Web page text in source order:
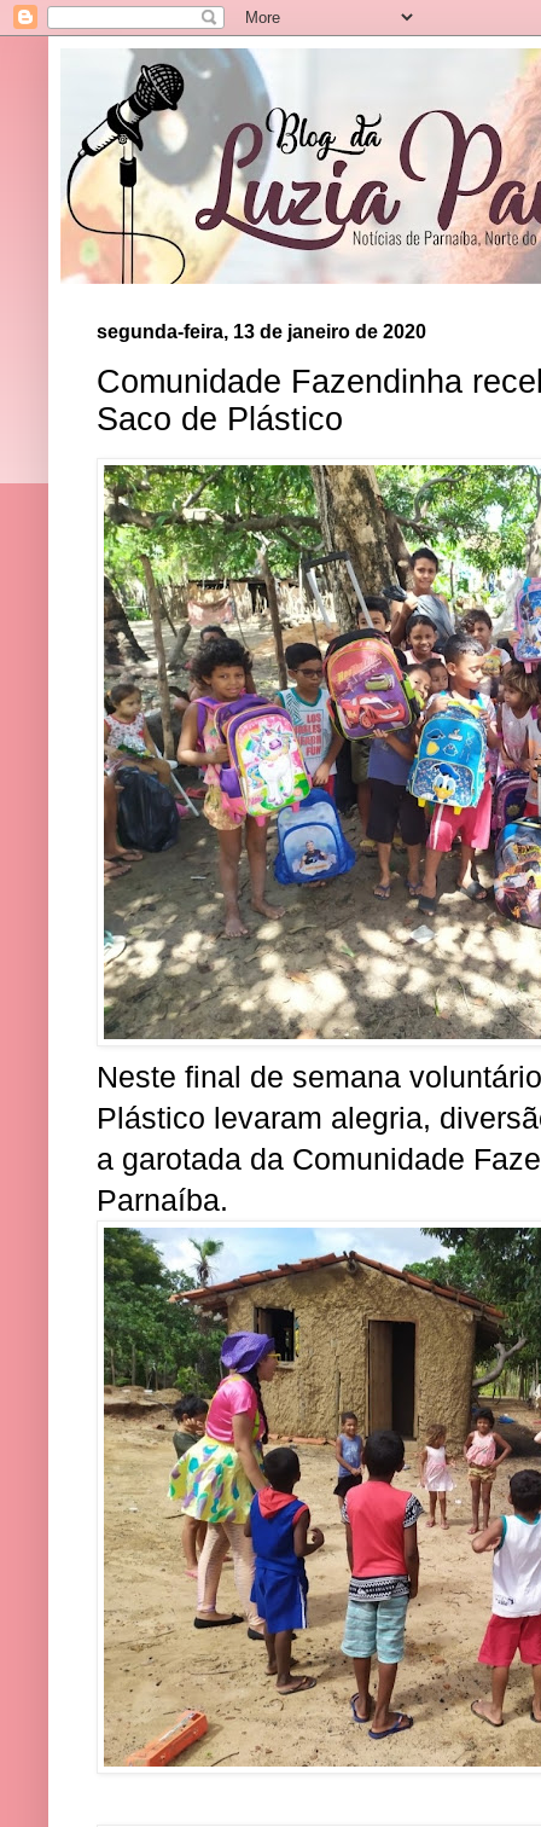
segunda-feira, 13 de janeiro de 2020
Comunidade Fazendinha
Saco de Plástico
Neste final de semana
Plástico levaram alegria,
a garotada da Comunidade
Parnaíba.